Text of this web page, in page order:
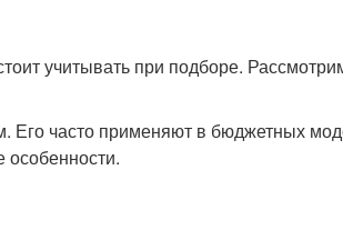
учитывать при подборе.
Его часто применяют в бюджетных